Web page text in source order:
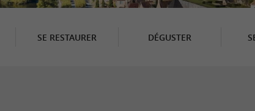
SE RESTAURER DÉGUSTER